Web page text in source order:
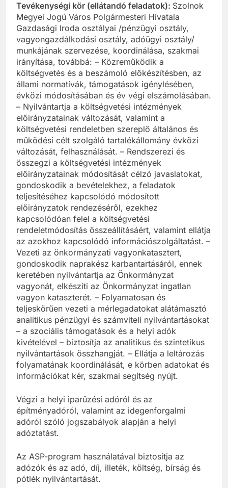
Tevékenységi kör (ellátandó feladatok): Szolnok
Megyei Jogú Város Polgármesteri Hivatala
Gazdasági Iroda osztályai /pénzügyi osztály,
vagyongazdálkodási osztály, adóügyi osztály/
munkájának szervezése, koordinálása, szakmai
irányítása, továbbá: – Közreműködik a
költségvetés és a beszámoló előkészítésben, az
állami normatívák, támogatások igénylésében,
évközi módosításában és év végi elszámolásában.
– Nyilvántartja a költségvetési intézmények
előirányzatainak változását, valamint a
költségvetési rendeletben szereplő általános és
működési célt szolgáló tartalékállomány évközi
változását, felhasználását. – Rendszerezi és
összegzi a költségvetési intézmények
előirányzatainak módosítását célzó javaslatokat,
gondoskodik a bevételekhez, a feladatok
teljesítéséhez kapcsolódó módosított
előirányzatok rendezéséről, ezekhez
kapcsolódóan felel a költségvetési
rendeletmódosítás összeállításáért, valamint ellátja
az azokhoz kapcsolódó információszolgáltatást. –
Vezeti az önkormányzati vagyonkatasztert,
gondoskodik naprakész karbantartásáról, ennek
keretében nyilvántartja az Önkormányzat
vagyonát, elkészíti az Önkormányzat ingatlan
vagyon kataszterét. – Folyamatosan és
teljeskörűen vezeti a mérlegadatokat alátámasztó
analitikus pénzügyi és számviteli nyilvántartásokat
– a szociális támogatások és a helyi adók
kivételével – biztosítja az analitikus és szintetikus
nyilvántartások összhangját. – Ellátja a leltározás
folyamatának koordinálását, e körben adatokat és
információkat kér, szakmai segítség nyújt.
Végzi a helyi iparűzési adóról és az
építményadóról, valamint az idegenforgalmi
adóról szóló jogszabályok alapján a helyi
adóztatást.
Az ASP-program használatával biztosítja az
adózók és az adó, díj, illeték, költség, bírság és
pótlék nyilvántartását.